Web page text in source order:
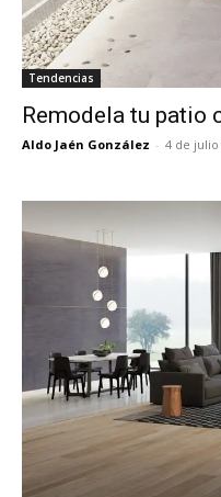
Tendencias
Remodela tu patio
Aldo Jaén González - 4 de julio